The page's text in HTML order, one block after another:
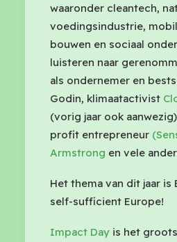
waaronder cleantech,
voedingsindustrie,
bouwen en sociaal
luisteren naar
als ondernemer en
Godin, klimaatactivist
(vorig jaar ook
profit entrepreneur
Armstrong en vele
Het thema van dit jaar is
self-sufficient Europe!
Impact Day is het